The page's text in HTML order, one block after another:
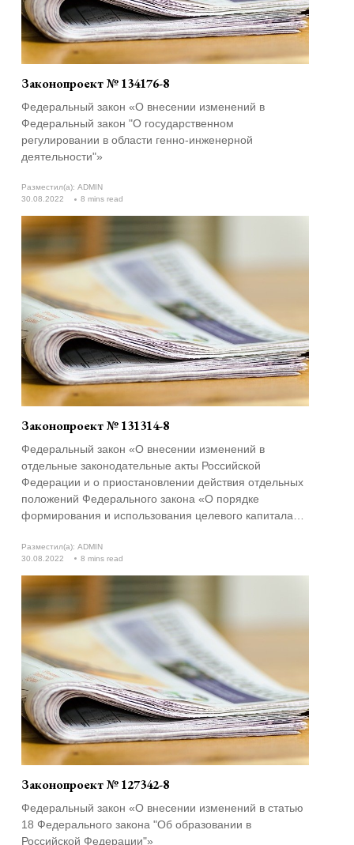
Законопроект № 134176-8
Федеральный закон «О внесении изменений в
Федеральный закон "О государственном
регулировании в области генно-инженерной
деятельности"»
Разместил(а): ADMIN
30.08.2022
8 mins read
Законопроект № 131314-8
Федеральный закон «О внесении изменений в
отдельные законодательные акты Российской
Федерации и о приостановлении действия отдельных
положений Федерального закона «О порядке
формирования и использования целевого капитала
Разместил(а): ADMIN
30.08.2022
8 mins read
Законопроект № 127342-8
Федеральный закон «О внесении изменений в статью
18 Федерального закона "Об образовании в
Российской Федерации"»